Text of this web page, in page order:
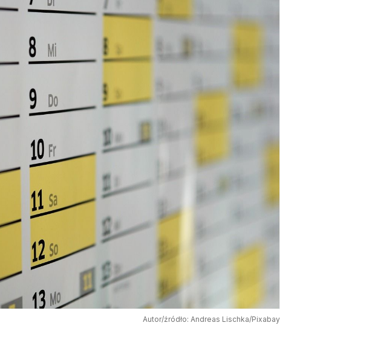
Autor/źródło: Andreas Lischka/Pixabay